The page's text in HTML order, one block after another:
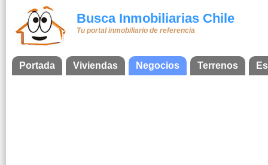
Busca Inmobiliarias Chile
Tu portal inmobiliario de referencia
Portada Viviendas Negocios Terrenos